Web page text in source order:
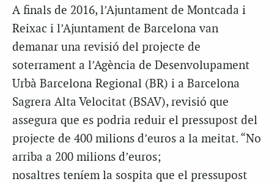
A finals de 2016, l’Ajuntament de Montcada i
Reixac i l’Ajuntament de Barcelona van
demanar una revisió del projecte de
soterrament a l’Agència de Desenvolupament
Urbà Barcelona Regional (BR) i a Barcelona
Sagrera Alta Velocitat (BSAV), revisió que
assegura que es podria reduir el pressupost del
projecte de 400 milions d’euros a la meitat. “No
arriba a 200 milions d’euros;
nosaltres teníem la sospita que el pressupost